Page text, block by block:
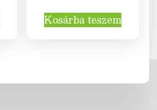
Kosárba teszem